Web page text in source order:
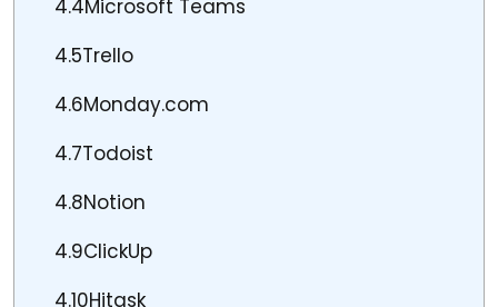
4.4Microsoft Teams
4.5Trello
4.6Monday.com
4.7Todoist
4.8Notion
4.9ClickUp
4.10Hitask